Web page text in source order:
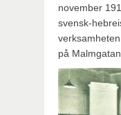
november
svensk-
på